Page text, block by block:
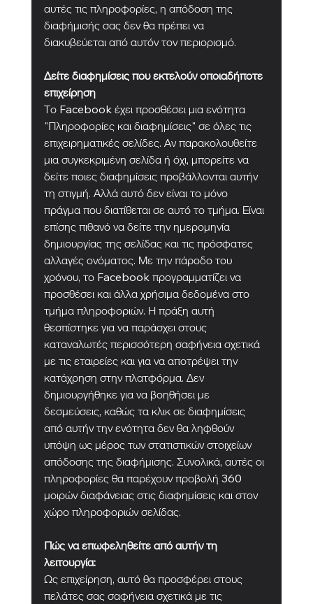
αυτές τις πληροφορίες, η απόδοση της
διαφήμισής σας δεν θα πρέπει να
διακυβεύεται από αυτόν τον περιορισμό.
Δείτε διαφημίσεις που εκτελούν οποιαδήποτε
επιχείρηση
Το Facebook έχει προσθέσει μια ενότητα
"Πληροφορίες και διαφημίσεις" σε όλες τις
επιχειρηματικές σελίδες. Αν παρακολουθείτε
μια συγκεκριμένη σελίδα ή όχι, μπορείτε να
δείτε ποιες διαφημίσεις προβάλλονται αυτήν
τη στιγμή. Αλλά αυτό δεν είναι το μόνο
πράγμα που διατίθεται σε αυτό το τμήμα. Είναι
επίσης πιθανό να δείτε την ημερομηνία
δημιουργίας της σελίδας και τις πρόσφατες
αλλαγές ονόματος. Με την πάροδο του
χρόνου, το Facebook προγραμματίζει να
προσθέσει και άλλα χρήσιμα δεδομένα στο
τμήμα πληροφοριών. Η πράξη αυτή
θεσπίστηκε για να παράσχει στους
καταναλωτές περισσότερη σαφήνεια σχετικά
με τις εταιρείες και για να αποτρέψει την
κατάχρηση στην πλατφόρμα. Δεν
δημιουργήθηκε για να βοηθήσει με
δεσμεύσεις, καθώς τα κλικ σε διαφημίσεις
από αυτήν την ενότητα δεν θα ληφθούν
υπόψη ως μέρος των στατιστικών στοιχείων
απόδοσης της διαφήμισης. Συνολικά, αυτές οι
πληροφορίες θα παρέχουν προβολή 360
μοιρών διαφάνειας στις διαφημίσεις και στον
χώρο πληροφοριών σελίδας.
Πώς να επωφεληθείτε από αυτήν τη
λειτουργία:
Ως επιχείρηση, αυτό θα προσφέρει στους
πελάτες σας σαφήνεια σχετικά με τις